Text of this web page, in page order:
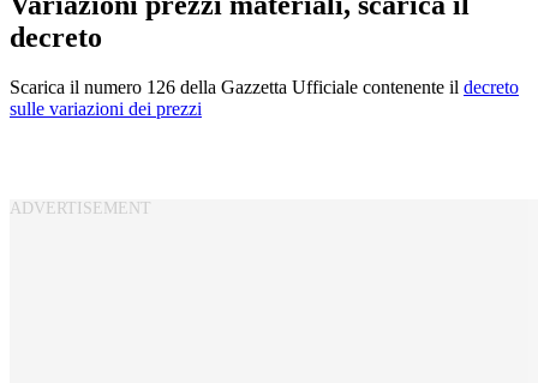
decreto
Scarica il numero 126 della Gazzetta Ufficiale contenente il decreto
sulle variazioni dei prezzi